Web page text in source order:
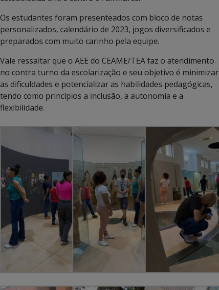
Os estudantes foram presenteados com bloco de notas
personalizados, calendário de 2023, jogos diversificados e
preparados com muito carinho pela equipe.
Vale ressaltar que o AEE do CEAME/TEA faz o atendimento
no contra turno da escolarização e seu objetivo é minimizar
as dificuldades e potencializar as habilidades pedagógicas,
tendo como princípios a inclusão, a autonomia e a
flexibilidade.